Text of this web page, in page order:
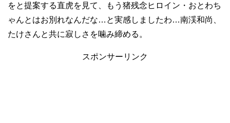
をと提案する直虎を見て、もう猪残念ヒロイン・おとわち
ゃんとはお別れなんだな…と実感しましたわ…南渓和尚、
たけさんと共に寂しさを噛み締める。
スポンサーリンク